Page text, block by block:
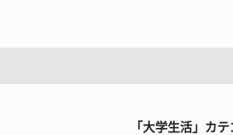
「大学生活」カ